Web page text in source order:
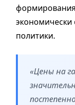
политики.
«Цены на